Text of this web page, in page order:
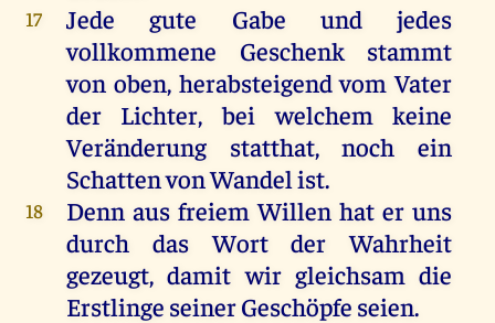
17
Jede gute Gabe und jedes
vollkommene Geschenk stammt
von oben, herabsteigend vom Vater
der Lichter, bei welchem keine
Veränderung statthat, noch ein
Schatten von Wandel ist.
18
Denn aus freiem Willen hat er uns
durch das Wort der Wahrheit
gezeugt, damit wir gleichsam die
Erstlinge seiner Geschöpfe seien.